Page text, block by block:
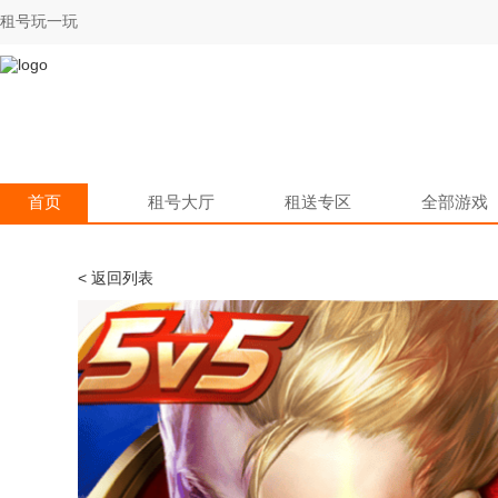
租号玩一玩
首页 租号大厅 租送专区 全部游戏
< 返回列表